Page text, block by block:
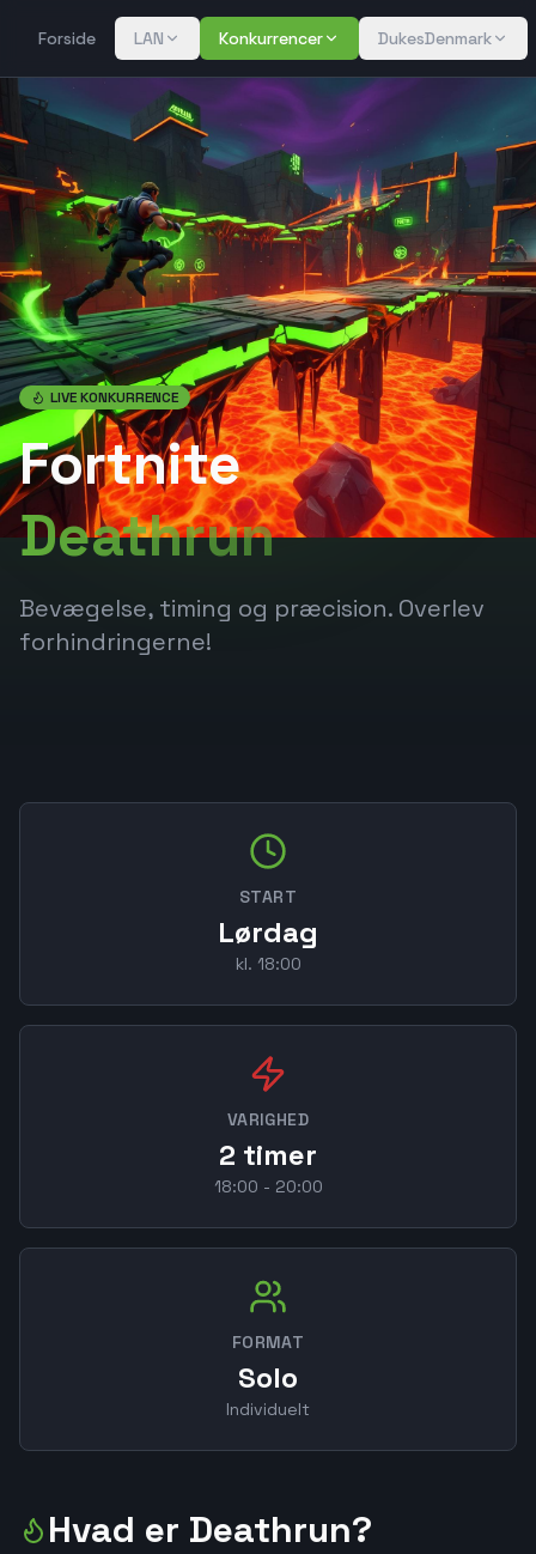
Forside LAN Konkurrencer DukesDenmark
LIVE KONKURRENCE
Fortnite
Deathrun
Bevægelse, timing og præcision. Overlev
forhindringerne!
START
Lørdag
kl. 18:00
VARIGHED
2 timer
18:00 - 20:00
FORMAT
Solo
Individuelt
Hvad er Deathrun?